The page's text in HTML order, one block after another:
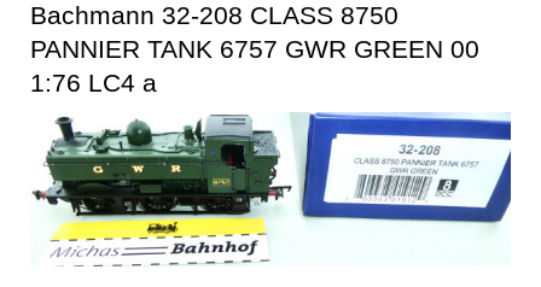
Bachmann 32-208 CLASS 8750
PANNIER TANK 6757 GWR GREEN 00
1:76 LC4 a